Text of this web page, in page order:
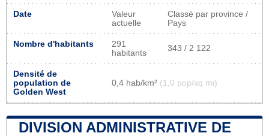
Date
Valeur
actuelle
Classé par province /
Pays
Nombre d'habitants
291
habitants
343 / 2 122
Densité de
population de
Golden West
0,4 hab/km² (1,0 pop/sq mi)
DIVISION ADMINISTRATIVE DE